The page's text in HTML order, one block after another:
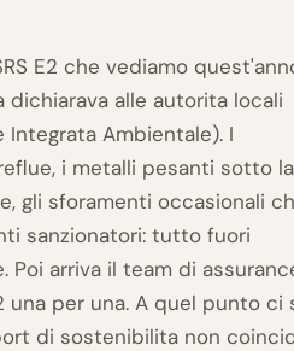
E2 che vediamo
alle autorita locali
Integrata Ambientale). I
i metalli pesanti sotto la
gli sforamenti occasionali
sanzionatori: tutto fuori
Poi arriva il team di
una per una. A quel punto ci
di sostenibilita non